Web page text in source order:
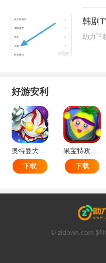
韩剧
助力下
好游安利
奥特曼大战小怪兽
下载
果宝特攻机甲英雄
下载
© zldown.com 黔